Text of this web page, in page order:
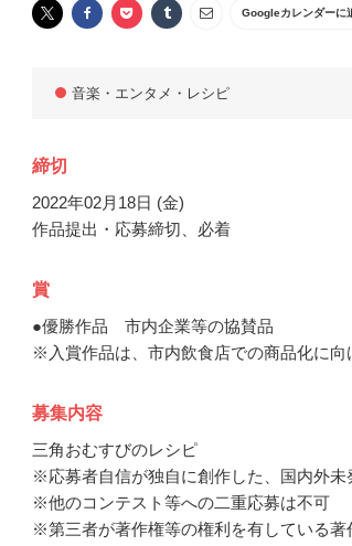
Googleカレンダーに
音楽・エンタメ・レシピ
締切
2022年02月18日 (金)
作品提出・応募締切、必着
賞
●優勝作品 市内企業等の協賛品
※入賞作品は、市内飲食店での商品化に
募集内容
三角おむすびのレシピ
※応募者自信が独自に創作した、国内外未
※他のコンテスト等への二重応募は不可
※第三者が著作権等の権利を有している